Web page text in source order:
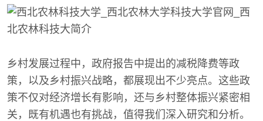
乡村发展过程中，政府报告中提出的减税降费等政
策，以及乡村振兴战略，都展现出不少亮点。这些政
策不仅对经济增长有影响，还与乡村整体振兴紧密相
关，既有机遇也有挑战，值得我们深入研究和分析。